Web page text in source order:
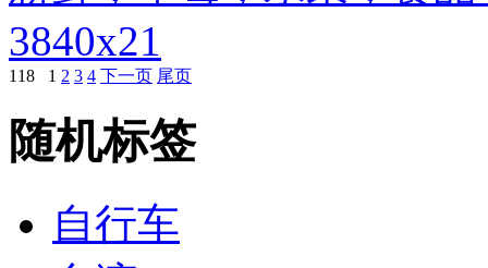
3840x21
118 1 2 3 4 下一页 尾页
随机标签
自行车